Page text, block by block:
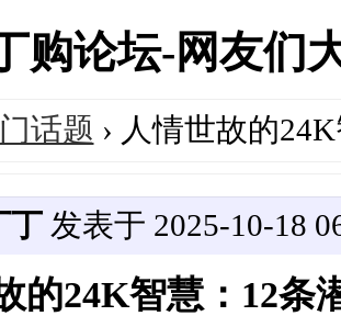
购论坛-网友们
话题 › 人情世故的
丁发表于 2025-10-18
的24K智慧：12条